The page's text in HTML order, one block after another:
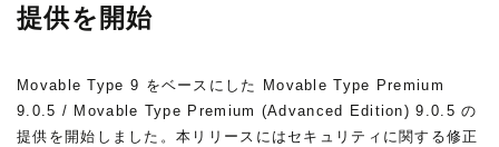
提供を開始
Movable Type 9 をベースにした Movable Type Premium
9.0.5 / Movable Type Premium (Advanced Edition) 9.0.5 の
提供を開始しました。本リリースにはセキュリティに関する修正